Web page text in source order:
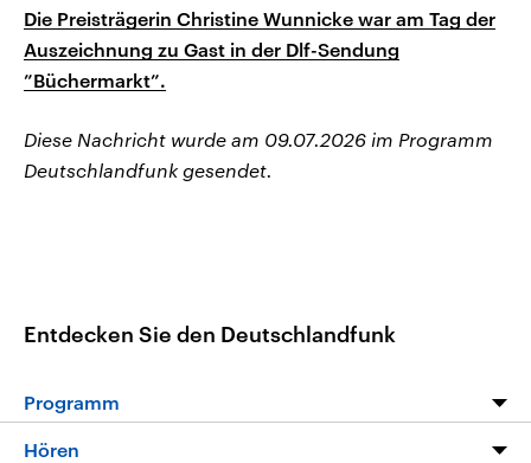
Die Preisträgerin Christine Wunnicke war am Tag der
Auszeichnung zu Gast in der Dlf-Sendung
”Büchermarkt”.
Diese Nachricht wurde am 09.07.2026 im Programm
Deutschlandfunk gesendet.
Entdecken Sie den Deutschlandfunk
Programm
Programm
Hören